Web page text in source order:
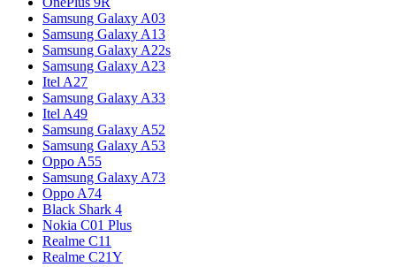
Samsung Galaxy A03
Samsung Galaxy A13
Samsung Galaxy A22s
Samsung Galaxy A23
Itel A27
Samsung Galaxy A33
Itel A49
Samsung Galaxy A52
Samsung Galaxy A53
Oppo A55
Samsung Galaxy A73
Oppo A74
Black Shark 4
Nokia C01 Plus
Realme C11
Realme C21Y